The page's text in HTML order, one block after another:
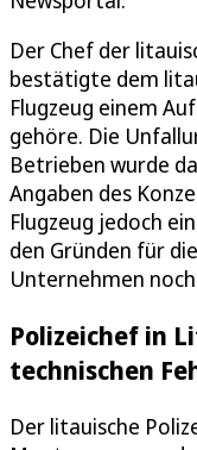
Der Chef der
bestätigte dem
Flugzeug einem
gehöre. Die
Betrieben wurde
Angaben des
Flugzeug jedoch
den Gründen für
Unternehmen
Polizeichef in
technischen
Der litauische